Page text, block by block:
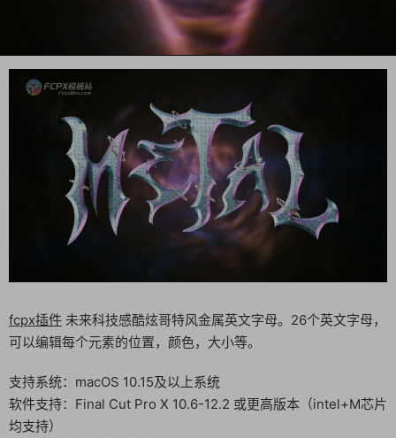
fcpx插件 未来科技感酷炫哥特风金属英文字母。26个英文字母，
可以编辑每个元素的位置，颜色，大小等。
支持系统：macOS 10.15及以上系统
软件支持：Final Cut Pro X 10.6-12.2 或更高版本（intel+M芯片
均支持）